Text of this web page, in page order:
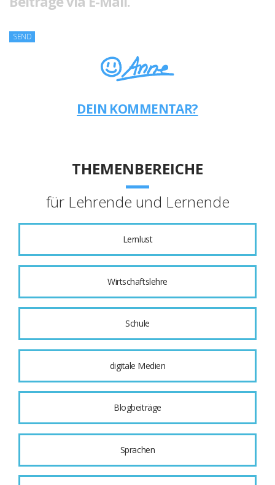
DEIN KOMMENTAR?
THEMENBEREICHE
für Lehrende und Lernende
Lernlust
Wirtschaftslehre
Schule
digitale Medien
Blogbeiträge
Sprachen